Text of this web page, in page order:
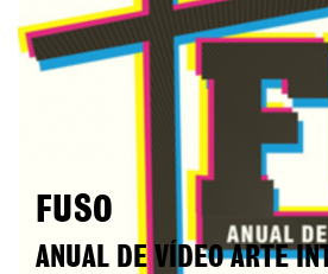
FUSO
ANUAL DE VÍDEO ARTE